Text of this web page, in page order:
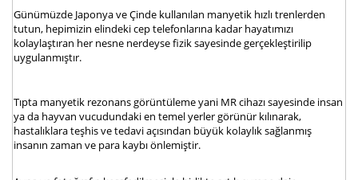
Günümüzde Japonya ve Çinde kullanılan manyetik hızlı trenlerden
tutun, hepimizin elindeki cep telefonlarına kadar hayatımızı
kolaylaştıran her nesne nerdeyse fizik sayesinde gerçekleştirilip
uygulanmıştır.
Tıpta manyetik rezonans görüntüleme yani MR cihazı sayesinde insan
ya da hayvan vucudundaki en temel yerler görünür kılınarak,
hastalıklara teşhis ve tedavi açısından büyük kolaylık sağlanmış
insanın zaman ve para kaybı önlemiştir.